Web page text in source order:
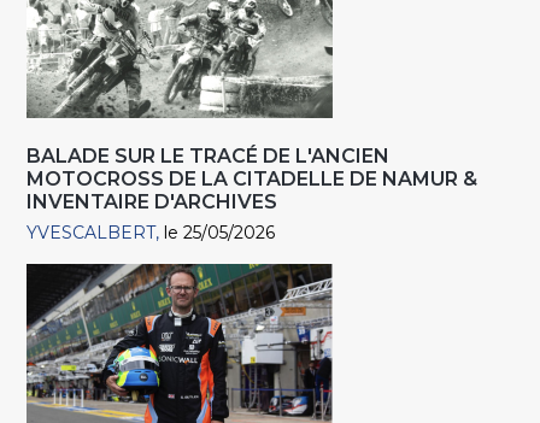
BALADE SUR LE TRACÉ DE L'ANCIEN
MOTOCROSS DE LA CITADELLE DE NAMUR &
INVENTAIRE D'ARCHIVES
YVESCALBERT le 25/05/2026